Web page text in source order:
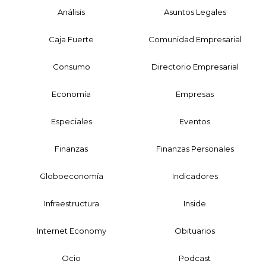
Análisis Asuntos Legales
Caja Fuerte Comunidad Empresarial
Consumo Directorio Empresarial
Economía Empresas
Especiales Eventos
Finanzas Finanzas Personales
Globoeconomía Indicadores
Infraestructura Inside
Internet Economy Obituarios
Ocio Podcast